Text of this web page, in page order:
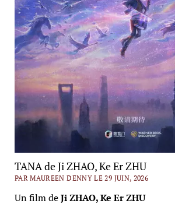
TANA de Ji ZHAO, Ke Er ZHU
PAR MAUREEN DENNY LE 29 JUIN, 2026
Un film deJi ZHAO, Ke Er ZHU